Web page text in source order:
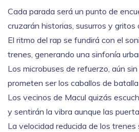
Cada parada será un punto de
cruzarán historias, susurros y gritos
El ritmo del rap se fundirá con el
trenes, generando una sinfonía
Los microbuses de refuerzo, aún
prometen ser los caballos de
Los vecinos de Macul quizás
y sentirán la vibra aunque las
La velocidad reducida de los trenes